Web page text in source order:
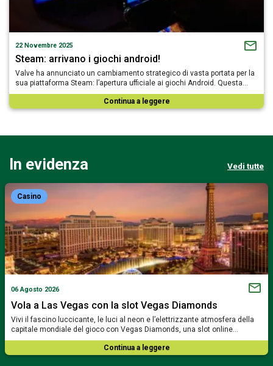
22 Novembre 2025
Steam: arrivano i giochi android!
Valve ha annunciato un cambiamento strategico di vasta portata per la
sua piattaforma Steam: l’apertura ufficiale ai giochi Android. Questa…
Continua a leggere
In evidenza Vedi tutte
Casino
06 Agosto 2026
Vola a Las Vegas con la slot Vegas Diamonds
Vivi il fascino luccicante, le luci al neon e l’elettrizzante atmosfera della
capitale mondiale del gioco con Vegas Diamonds, una slot online…
Continua a leggere